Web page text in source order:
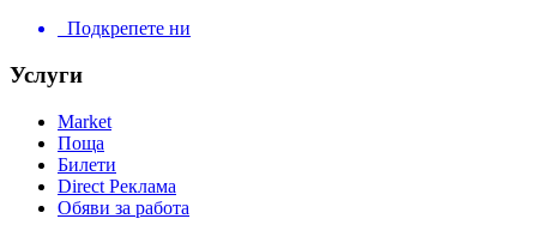
Подкрепете ни
Услуги
Market
Поща
Билети
Direct Реклама
Обяви за работа